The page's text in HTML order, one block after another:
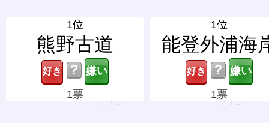
1位
熊野古道
？
1票
1位
能登外浦海
？
1票